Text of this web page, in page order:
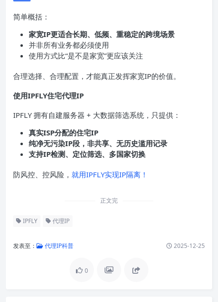
简单概括：
家宽IP更适合长期、低频、重稳定的跨境场景
并非所有业务都必须使用
使用方式比“是不是家宽”更应该关注
合理选择、合理配置，才能真正发挥家宽IP的价值。
使用IPFLY住宅代理IP
IPFLY 拥有自建服务器 + 大数据筛选系统，只提供：
真实ISP分配的住宅IP
纯净无污染IP段，非共享、无历史滥用记录
支持IP检测、定位筛选、多国家切换
防风控、控风险， 就用IPFLY实现IP隔离！
正文完
IPFLY 代理IP
发表至： 代理IP科普 2025-12-25
0